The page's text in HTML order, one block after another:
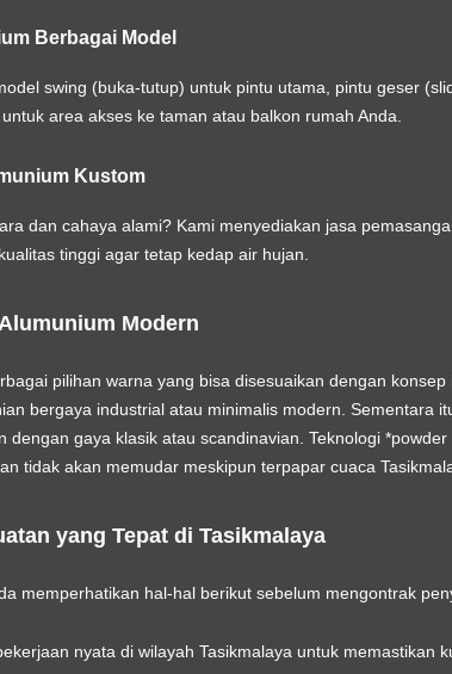
Berbagai Model
swing (buka-tutup) untuk pintu utama, pintu geser
area akses ke taman atau balkon rumah Anda.
Kustom
dan cahaya alami? Kami menyediakan jasa
tinggi agar tetap kedap air hujan.
Modern
pilihan warna yang bisa disesuaikan dengan
bergaya industrial atau minimalis modern. Sementara
dengan gaya klasik atau scandinavian. Teknologi
tidak akan memudar meskipun terpapar cuaca
yang Tepat di Tasikmalaya
memperhatikan hal-hal berikut sebelum mengontrak
nyata di wilayah Tasikmalaya untuk memastikan